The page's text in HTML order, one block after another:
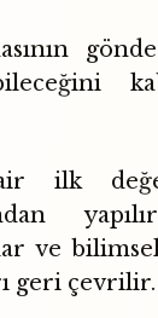
ilk
ve
geri çevrilir.